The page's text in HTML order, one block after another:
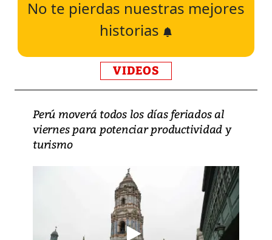
No te pierdas nuestras mejores
historias
VIDEOS
Perú moverá todos los días feriados al
viernes para potenciar productividad y
turismo